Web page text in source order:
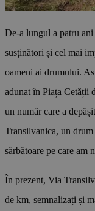
De-a lungul a patru
susținători și cel mai
oameni ai drumului.
adunat în Piața Cetății
un număr care a
Transilvanica, un
sărbătoare pe care am
În prezent, Via
de km, semnalizați și